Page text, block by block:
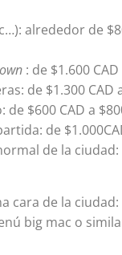
alrededor de
: de $1.600
de $1.300 CAD
$600 CAD a
de
de la ciudad:
cara de la ciudad:
big mac o